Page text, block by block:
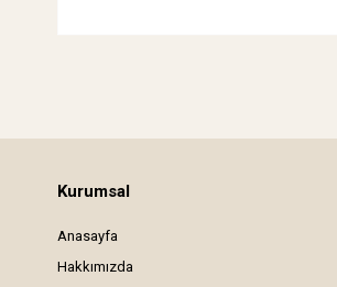
Kurumsal
Anasayfa
Hakkımızda